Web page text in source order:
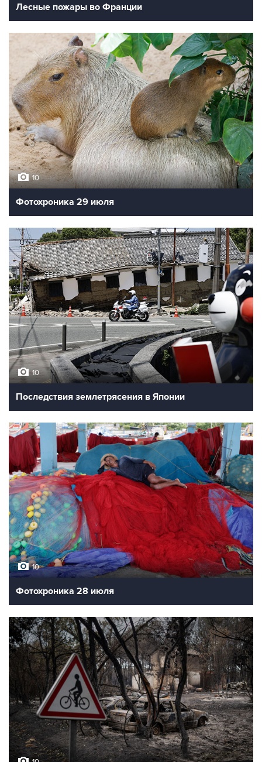
Лесные пожары во Франции
10
Фотохроника 29 июля
10
Последствия землетрясения в Японии
10
Фотохроника 28 июля